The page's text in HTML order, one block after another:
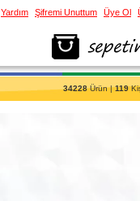
34228Ürün |119
Yardım Şifremi Unuttum Üye Ol